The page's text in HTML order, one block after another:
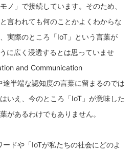
ノ」で接続しています。そのため、
言われても何のことかよくわからな
実際のところ「IoT」という言葉が
に広く浸透するとは思っていませ
and Communication
半端な認知度の言葉に留まるのでは
いえ、今のところ「IoT」が意味した
があるわけでもありません。
ドや「IoTが私たちの社会にどのよ